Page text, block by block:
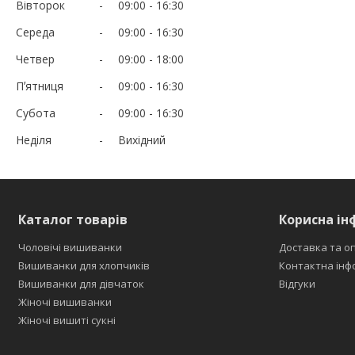
Вівторок
09:00
16:30
Середа
09:00
16:30
Четвер
09:00
18:00
Пʼятниця
09:00
16:30
Субота
09:00
16:30
Неділя
Вихідний
Каталог товарів
Чоловічі вишиванки
Вишиванки для хлопчиків
Вишиванки для дівчаток
Жіночі вишиванки
Жіночі вишиті сукні
Корисна
Доставка та
Контактна
Відгуки